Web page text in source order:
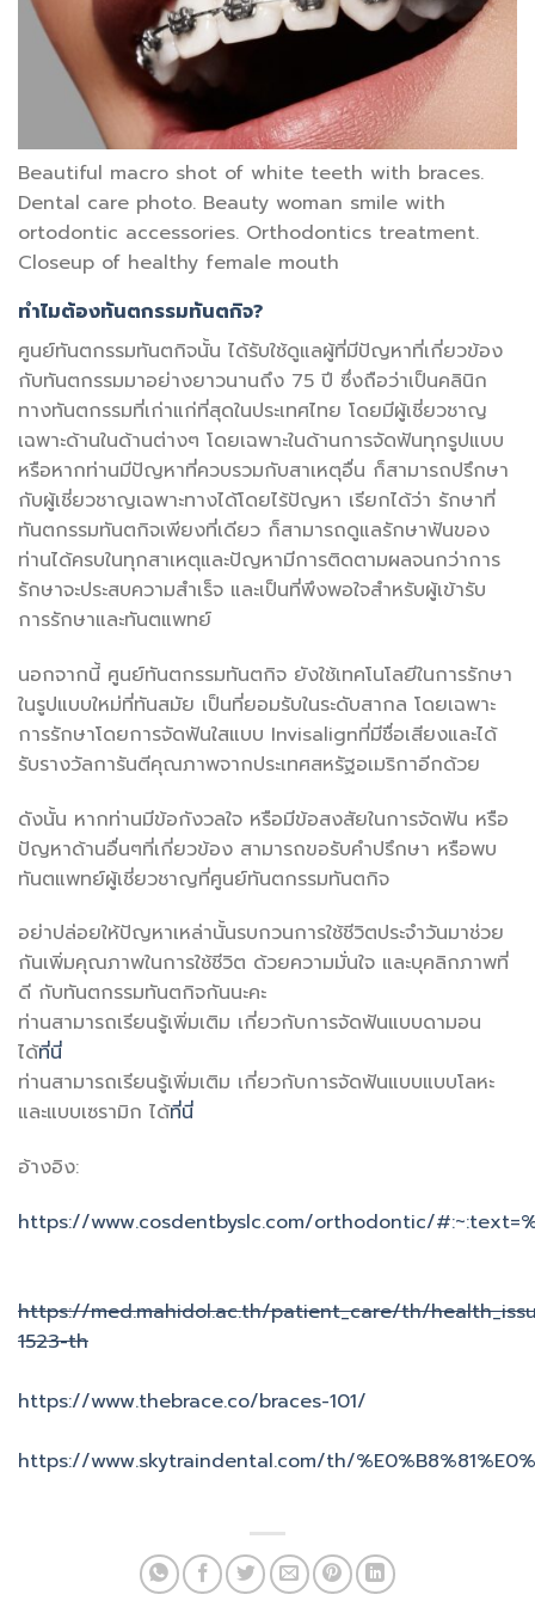
Beautiful macro shot of white teeth with braces.
Dental care photo. Beauty woman smile with
ortodontic accessories. Orthodontics treatment.
Closeup of healthy female mouth
ทำไมต้องทันตกรรมทันตกิจ?
ศูนย์ทันตกรรมทันตกิจนั้น ได้รับใช้ดูแลผู้ที่มีปัญหาที่เกี่ยวข้อง
กับทันตกรรมมาอย่างยาวนานถึง 75 ปี ซึ่งถือว่าเป็นคลินิก
ทางทันตกรรมที่เก่าแก่ที่สุดในประเทศไทย โดยมีผู้เชี่ยวชาญ
เฉพาะด้านในด้านต่างๆ โดยเฉพาะในด้านการจัดฟันทุกรูปแบบ
หรือหากท่านมีปัญหาที่ควบรวมกับสาเหตุอื่น ก็สามารถปรึกษา
กับผู้เชี่ยวชาญเฉพาะทางได้โดยไร้ปัญหา เรียกได้ว่า รักษาที่
ทันตกรรมทันตกิจเพียงที่เดียว ก็สามารถดูแลรักษาฟันของ
ท่านได้ครบในทุกสาเหตุและปัญหามีการติดตามผลจนกว่าการ
รักษาจะประสบความสำเร็จ และเป็นที่พึงพอใจสำหรับผู้เข้ารับ
การรักษาและทันตแพทย์
นอกจากนี้ ศูนย์ทันตกรรมทันตกิจ ยังใช้เทคโนโลยีในการรักษา
ในรูปแบบใหม่ที่ทันสมัย เป็นที่ยอมรับในระดับสากล โดยเฉพาะ
การรักษาโดยการจัดฟันใสแบบ Invisalignที่มีชื่อเสียงและได้
รับรางวัลการันตีคุณภาพจากประเทศสหรัฐอเมริกาอีกด้วย
ดังนั้น หากท่านมีข้อกังวลใจ หรือมีข้อสงสัยในการจัดฟัน หรือ
ปัญหาด้านอื่นๆที่เกี่ยวข้อง สามารถขอรับคำปรึกษา หรือพบ
ทันตแพทย์ผู้เชี่ยวชาญที่ศูนย์ทันตกรรมทันตกิจ
อย่าปล่อยให้ปัญหาเหล่านั้นรบกวนการใช้ชีวิตประจำวันมาช่วย
กันเพิ่มคุณภาพในการใช้ชีวิต ด้วยความมั่นใจ และบุคลิกภาพที่
ดี กับทันตกรรมทันตกิจกันนะคะ
ท่านสามารถเรียนรู้เพิ่มเติม เกี่ยวกับการจัดฟันแบบดามอน
ได้ที่นี่
ท่านสามารถเรียนรู้เพิ่มเติม เกี่ยวกับการจัดฟันแบบแบบโลหะ
และแบบเซรามิก ได้ที่นี่
อ้างอิง:
https://www.cosdentbyslc.com/orthodontic/
https://med.mahidol.ac.th/patient_care/th/
1523-th
https://www.thebrace.co/braces-101/
https://www.skytraindental.com/th/